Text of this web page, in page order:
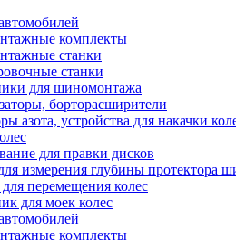
комплекты
станки
станки
для шиномонтажа
борторасширители
азота, устройства для накачки
для правки дисков
измерения глубины протектора
перемещения колес
для моек колеc
комплекты